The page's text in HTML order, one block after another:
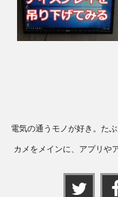
電気の通うモノが好き。た
カメをメインに、アプリや